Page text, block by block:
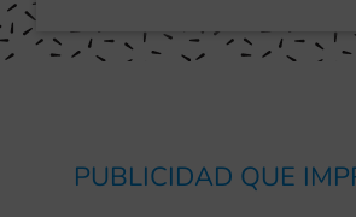
Blog
Contacto
PUBLICIDAD QUE